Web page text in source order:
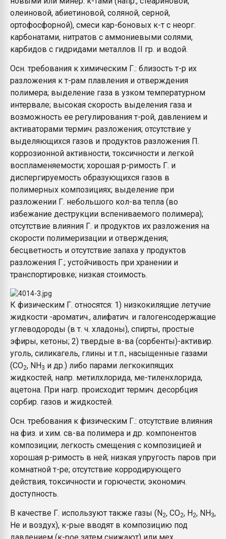
олеиновой, абиетиновой, соляной, серной,
ортофосфорной), смеси кар-боновых к-т с неорг.
карбонатами, нитратов с аммониевыми солями,
карбидов с гидридами металлов II гр. и водой.
Осн. требования к химическим Г.: близость т-р их
разложения к т-рам плавления и отверждения
полимера; выделение газа в узком температурном
интервале; высокая скорость выделения газа и
возможность ее регулирования т-рой, давлением и
активаторами термич. разложения; отсутствие у
выделяющихся газов и продуктов разложения П.
коррозионной активности, токсичности и легкой
воспламеняемости; хорошая р-римость Г. и
диспергируемость образующихся газов в
полимерных композициях; выделение при
разложении Г. небольшого кол-ва тепла (во
избежание деструкции вспениваемого полимера);
отсутствие влияния Г. и продуктов их разложения на
скорости полимеризации и отверждения;
бесцветность и отсутствие запаха у продуктов
разложения Г.; устойчивость при хранении и
транспортировке; низкая стоимость.
К физическим Г. относятся: 1) низкокилящие летучие
жидкости -ароматич., алифатич. и галогенсодержащие
углеводороды (в т. ч. хладоны), спирты, простые
эфиры, кетоны; 2) твердые в-ва (сорбенты)-активир.
уголь, силикагель, глины и т.п., насыщенные газами
(СО2, NH3 и др.) либо парами легкокипящих
жидкостей, напр. метилхлорида, ме-тиленхлорида,
ацетона. При нагр. происходит термич. десорбция
сорбир. газов и жидкостей.
Осн. требования к физическим Г.: отсутствие влияния
на физ. и хим. св-ва полимера и др. компонентов
композиции; легкость смещения с композицией и
хорошая р-римость в ней; низкая упругость паров при
комнатной т-ре; отсутствие корродирующего
действия, токсичности и горючести; экономич.
доступность.
В качестве Г. используют также газы (N2, СО2, Н2, NH3,
Не и воздух), к-рые вводят в композицию под